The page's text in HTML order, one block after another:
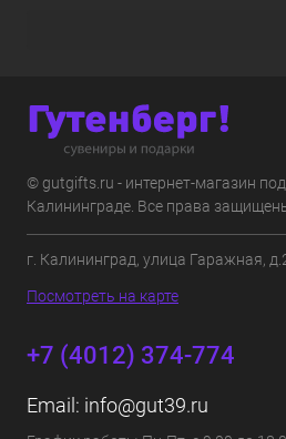
© gutgifts.ru - интернет-магазин
Калининграде. Все права
г. Калининград, улица Гаражная,
Посмотреть на карте
+7 (4012) 374-774
Email: info@gut39.ru